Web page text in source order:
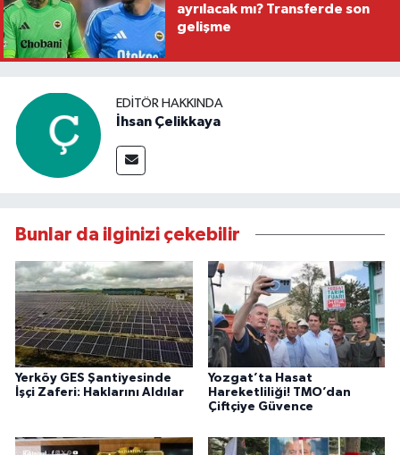
ayrılacak mı? Transferde son
gelişme
EDITÖR HAKKINDA
İhsan Çelikkaya
Bunlar da ilginizi çekebilir
Yerköy GES Şantiyesinde
İşçi Zaferi: Haklarını Aldılar
Yozgat’ta Hasat
Hareketliliği! TMO’dan
Çiftçiye Güvence